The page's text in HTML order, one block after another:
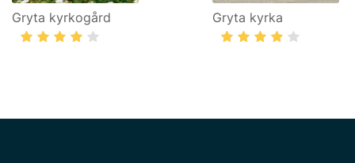
Gryta kyrkogård Gryta kyrka